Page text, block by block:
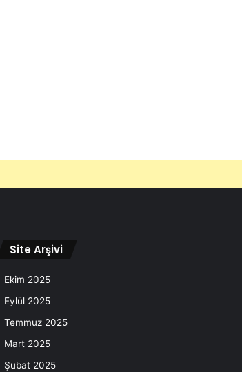
Site Arşivi
Ekim 2025
Eylül 2025
Temmuz 2025
Mart 2025
Şubat 2025